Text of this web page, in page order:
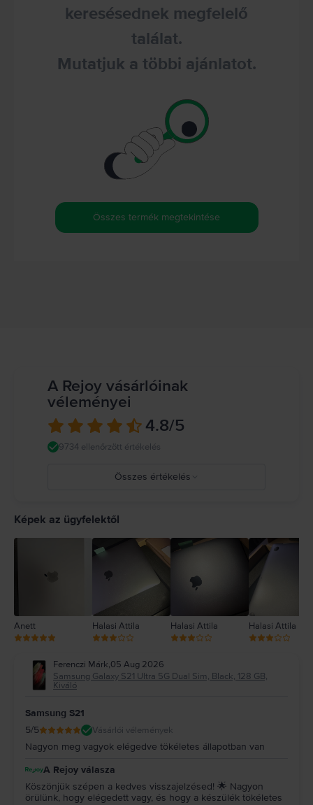
keresésednek megfelelő
találat.
Mutatjuk a többi ajánlatot.
Összes termék megtekintése
A Rejoy vásárlóinak
véleményei
4.8/5
9734 ellenőrzött értékelés
Összes értékelés
2
Képek az ügyfelektől
Anett Halasi Attila Halasi Attila Halasi Attila
Ferenczi Márk,05 Aug 2026
Samsung Galaxy S21 Ultra 5G Dual Sim, Black, 128 GB,
Kiváló
Samsung S21
5/5 Vásárlói vélemények
Nagyon meg vagyok elégedve tökéletes állapotban van
A Rejoy válasza
Köszönjük szépen a kedves visszajelzésed! 🌟 Nagyon
örülünk, hogy elégedett vagy, és hogy a készülék tökéletes